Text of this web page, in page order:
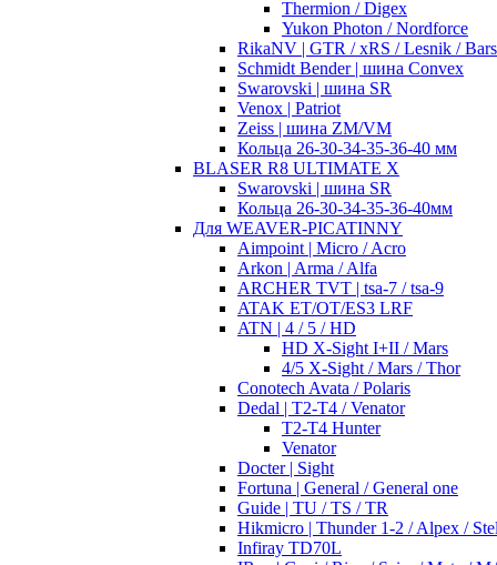
Thermion / Digex
Yukon Photon / Nordforce
RikaNV | GTR / xRS / Lesnik /
Schmidt Bender | шина Convex
Swarovski | шина SR
Venox | Patriot
Zeiss | шина ZM/VM
Кольца 26-30-34-35-36-40 мм
BLASER R8 ULTIMATE X
Swarovski | шина SR
Кольца 26-30-34-35-36-40мм
Для WEAVER-PICATINNY
Aimpoint | Micro / Acro
Arkon | Arma / Alfa
ARCHER TVT | tsa-7 / tsa-9
ATAK ET/OT/ES3 LRF
ATN | 4 / 5 / HD
HD X-Sight I+II / Mars
4/5 X-Sight / Mars / Thor
Conotech Avata / Polaris
Dedal | T2-T4 / Venator
T2-T4 Hunter
Venator
Docter | Sight
Fortuna | General / General one
Guide | TU / TS / TR
Hikmicro | Thunder 1-2 / Alpex /
Infiray TD70L